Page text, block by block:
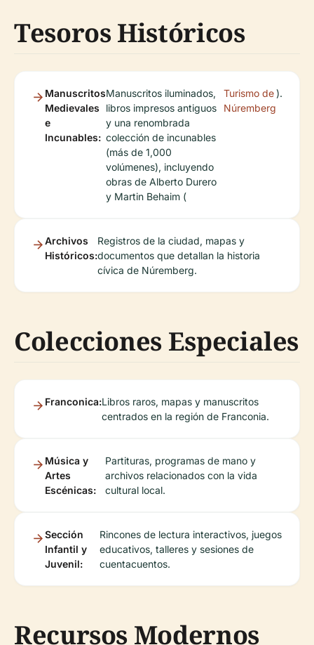
Tesoros Históricos
Manuscritos
Medievales
e
Incunables:
Manuscritos iluminados,
libros impresos antiguos
y una renombrada
colección de incunables
(más de 1,000
volúmenes), incluyendo
obras de Alberto Durero
y Martin Behaim (
Turismo de
Núremberg
).
Archivos
Históricos:
Registros de la ciudad, mapas y
documentos que detallan la historia
cívica de Núremberg.
Colecciones Especiales
Franconica:Libros raros, mapas y manuscritos
centrados en la región de Franconia.
Música y
Artes
Escénicas:
Partituras, programas de mano y
archivos relacionados con la vida
cultural local.
Sección
Infantil y
Juvenil:
Rincones de lectura interactivos, juegos
educativos, talleres y sesiones de
cuentacuentos.
Recursos Modernos